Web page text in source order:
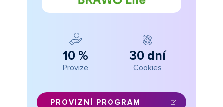
10 %
Provize
30 dní
Cookies
PROVIZNÍ PROGRAM